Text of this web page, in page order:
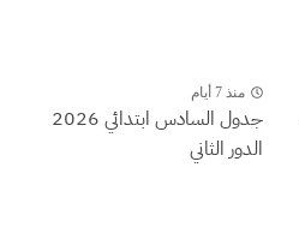
منذ 7 أيام
جدول السادس ابتدائي 2026
الدور الثاني